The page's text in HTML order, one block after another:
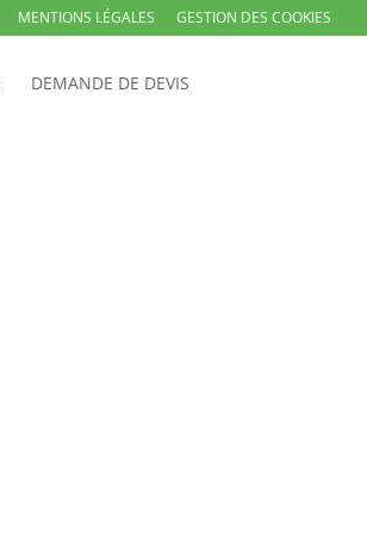
MENTIONS LÉGALES GESTION DES COOKIES
DEMANDE DE DEVIS